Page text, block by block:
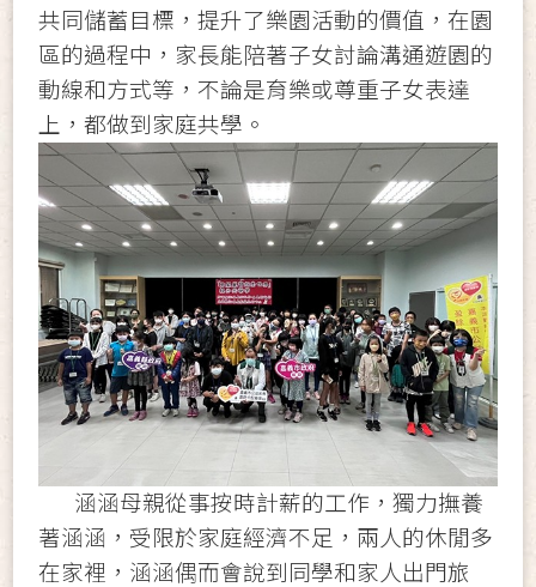
共同儲蓄目標，提升了樂園活動的價值，在園
區的過程中，家長能陪著子女討論溝通遊園的
動線和方式等，不論是育樂或尊重子女表達
上，都做到家庭共學。
涵涵母親從事按時計薪的工作，獨力撫養
著涵涵，受限於家庭經濟不足，兩人的休閒多
在家裡，涵涵偶而會說到同學和家人出門旅